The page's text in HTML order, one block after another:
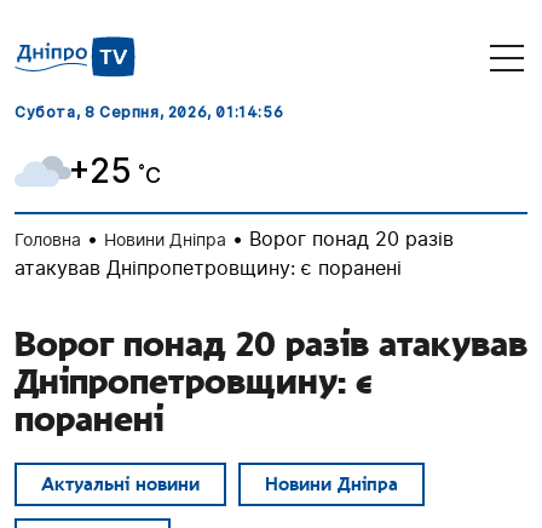
Субота, 8 Серпня, 2026, 01:14:57
+25 ˚C
Головна • Новини Дніпра • Ворог понад 20 разів
атакував Дніпропетровщину: є поранені
Ворог понад 20 разів атакував
Дніпропетровщину: є
поранені
Актуальні новини Новини Дніпра